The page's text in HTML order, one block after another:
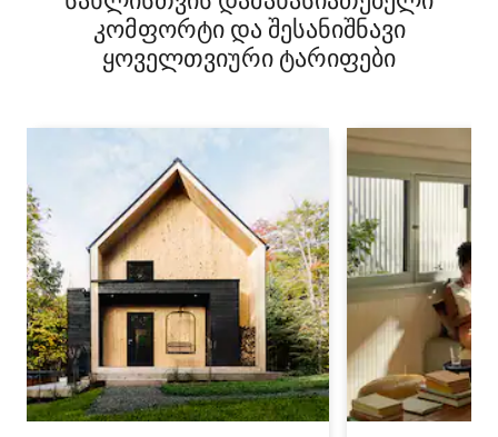
კომფორტი და შესანიშნავი
ყოველთვიური ტარიფები